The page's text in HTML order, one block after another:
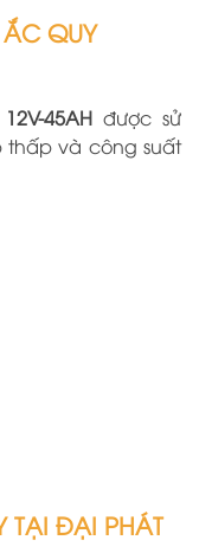
QUY
45AH được sử
và công suất
TẠI ĐẠI PHÁT